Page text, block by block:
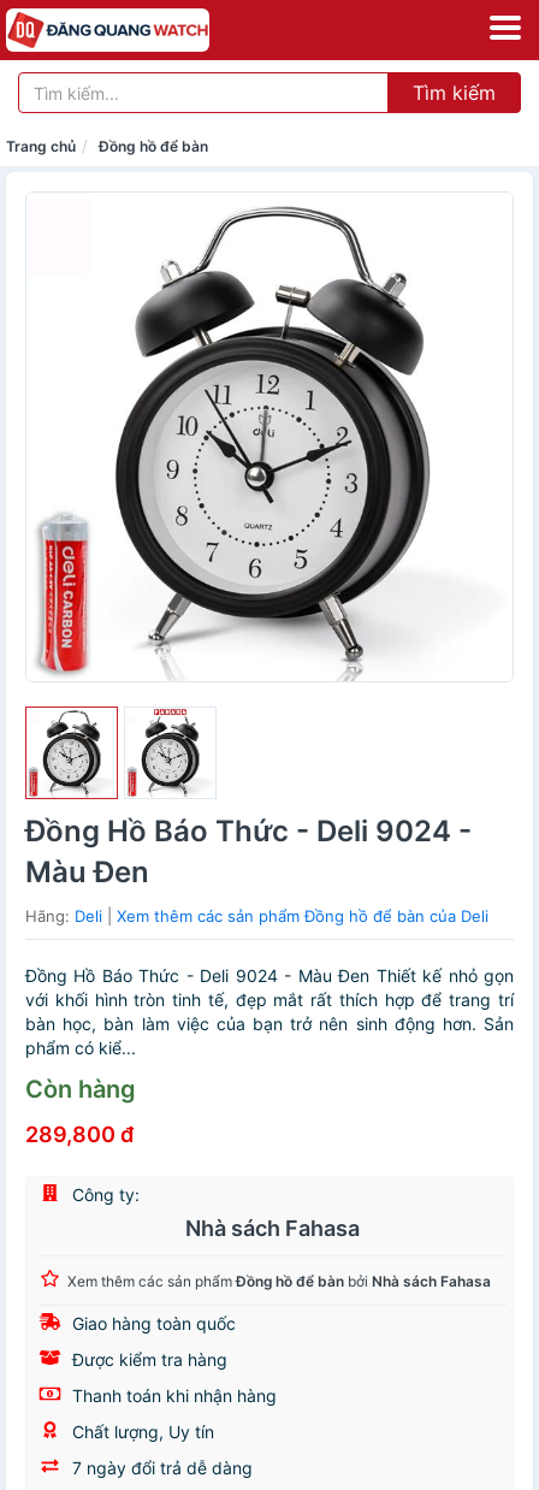
Tìm kiếm
Trang chủ Đồng hồ để bàn
Đồng Hồ Báo Thức - Deli 9024 -
Màu Đen
Hãng: Deli Xem thêm các sản phẩm Đồng hồ để bàn của Deli
Đồng Hồ Báo Thức - Deli 9024 - Màu Đen Thiết kế nhỏ gọn
với khối hình tròn tinh tế, đẹp mắt rất thích hợp để trang trí
bàn học, bàn làm việc của bạn trở nên sinh động hơn. Sản
phẩm có kiể...
Còn hàng
289,800 đ
Công ty:
Nhà sách Fahasa
Xem thêm các sản phẩmĐồng hồ để bàn bởi Nhà sách Fahasa
Giao hàng toàn quốc
Được kiểm tra hàng
Thanh toán khi nhận hàng
Chất lượng, Uy tín
7 ngày đổi trả dễ dàng